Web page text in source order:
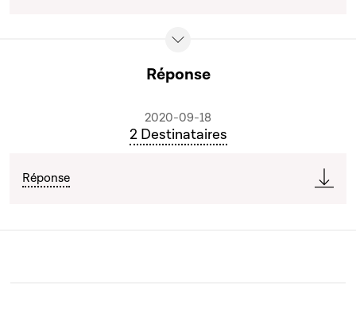
Réponse
2020-09-18
2 Destinataires
Réponse